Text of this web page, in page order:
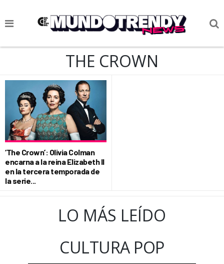
NOTICIAS
CIENCIA Y TECNOLOGÍA
VIDA
SOCIEDAD
CULTURIZANDO.COM
THE CROWN
‘The Crown’: Olivia Colman
encarna a la reina Elizabeth II
en la tercera temporada de
la serie...
LO MÁS LEÍDO
CULTURA POP